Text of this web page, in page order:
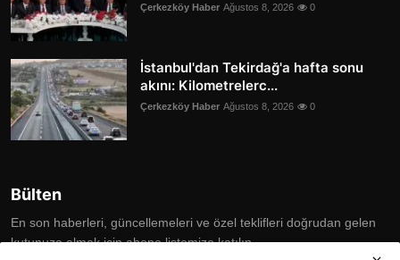
Çerkezköy Haber Ağustos 8, 2026 0
İstanbul'dan Tekirdağ'a hafta sonu
akını: Kilometrelerc...
Çerkezköy Haber Ağustos 8, 2026 0
Bülten
En son haberleri, güncellemeleri ve özel teklifleri doğrudan gelen
kutunuza almak için abone listemize katılın